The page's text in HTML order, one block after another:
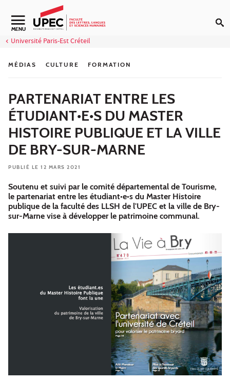
Aller au contenu
Navigation secondaire
MENU
Université Paris-Est Créteil
MÉDIAS CULTURE FORMATION
PARTENARIAT ENTRE LES
ÉTUDIANT•E•S DU MASTER
HISTOIRE PUBLIQUE ET LA VILLE
DE BRY-SUR-MARNE
PUBLIÉ LE 12 MARS 2021
Soutenu et suivi par le comité départemental de Tourisme,
le partenariat entre les étudiant•e•s du Master Histoire
publique de la faculté des LLSH de l'UPEC et la ville de Bry-
sur-Marne vise à développer le patrimoine communal.